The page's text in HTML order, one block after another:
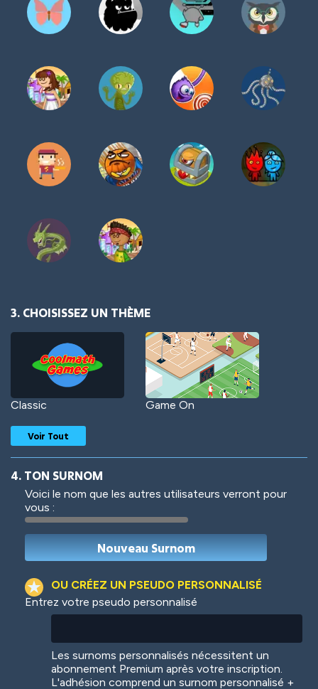
3. CHOISISSEZ UN THÈME
Classic Game On
Woof
Colorful
Voir Tout
4. TON SURNOM
Voici le nom que les autres utilisateurs verront pour
vous :
OU CRÉEZ UN PSEUDO PERSONNALISÉ
Entrez votre pseudo personnalisé
Les surnoms personnalisés nécessitent un
abonnement Premium après votre inscription.
L'adhésion comprend un surnom personnalisé +